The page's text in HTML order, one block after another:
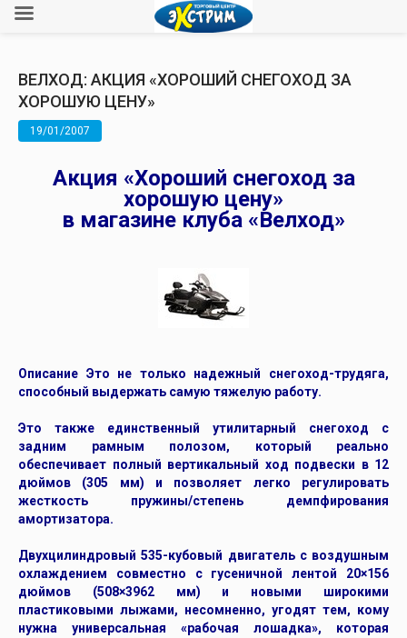
ВЕЛХОД: АКЦИЯ «ХОРОШИЙ СНЕГОХОД ЗА
ХОРОШУЮ ЦЕНУ»
19/01/2007
Акция «Хороший снегоход за
хорошую цену»
в магазине клуба «Велход»
Описание Это не только надежный снегоход-трудяга,
способный выдержать самую тяжелую работу.
Это также единственный утилитарный снегоход с
задним рамным полозом, который реально
обеспечивает полный вертикальный ход подвески в 12
дюймов (305 мм) и позволяет легко регулировать
жесткость пружины/степень демпфирования
амортизатора.
Двухцилиндровый 535-кубовый двигатель с воздушным
охлаждением совместно с гусеничной лентой 20×156
дюймов (508×3962 мм) и новыми широкими
пластиковыми лыжами, несомненно, угодят тем, кому
нужна универсальная «рабочая лошадка», которая